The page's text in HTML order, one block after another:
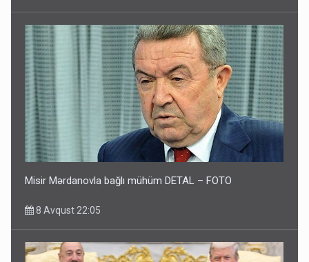
Misir Mərdanovla bağlı mühüm DETAL – FOTO
8 Avqust 22:05